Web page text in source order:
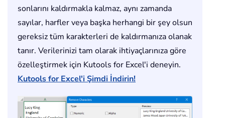
sonlarını kaldırmakla kalmaz, aynı zamanda
sayılar, harfler veya başka herhangi bir şey olsun
gereksiz tüm karakterleri de kaldırmanıza olanak
tanır. Verilerinizi tam olarak ihtiyaçlarınıza göre
özelleştirmek için Kutools for Excel'i deneyin.
Kutools for Excel'i Şimdi İndirin!